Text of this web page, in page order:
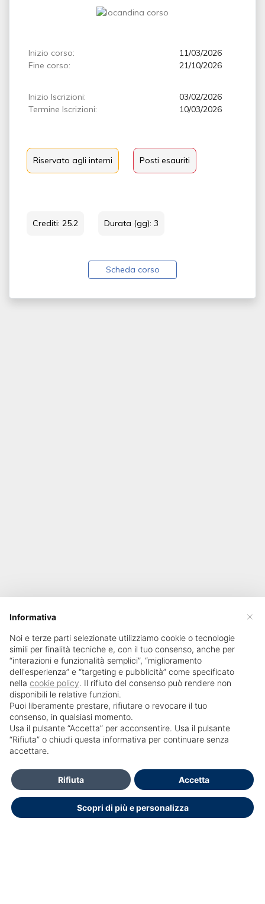
Inizio corso:
Fine corso:
11/03/2026
21/10/2026
Inizio Iscrizioni:
Termine Iscrizioni:
03/02/2026
10/03/2026
Riservato agli interni Posti esauriti
Crediti: 25.2 Durata (gg): 3
Scheda corso
SailPortal 8.5.1 build 18
Contatti
Per Informazioni e accesso al portale Contattare Ufficio
Formazione
×
Informativa
Noi e terze parti selezionate utilizziamo cookie o tecnologie
simili per finalità tecniche e, con il tuo consenso, anche per
“interazioni e funzionalità semplici”, “miglioramento
dell'esperienza” e “targeting e pubblicità” come specificato
nella cookie policy. Il rifiuto del consenso può rendere non
disponibili le relative funzioni.
Puoi liberamente prestare, rifiutare o revocare il tuo
consenso, in qualsiasi momento.
Usa il pulsante “Accetta” per acconsentire. Usa il pulsante
“Rifiuta” o chiudi questa informativa per continuare senza
accettare.
Scopri di più e personalizza
Rifiuta Accetta